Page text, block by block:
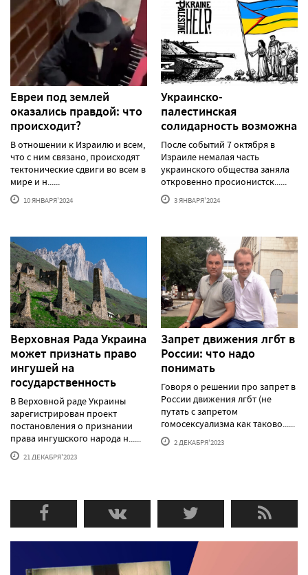
Евреи под землей
оказались правдой: что
происходит?
В отношении к Израилю и всем,
что с ним связано, происходят
тектонические сдвиги во всем в
мире и н......
10 ЯНВАРЯ'2024
Украинско-
палестинская
солидарность возможна
После событий 7 октября в
Израиле немалая часть
украинского общества заняла
откровенно просионистск......
3 ЯНВАРЯ'2024
Верховная Рада Украина
может признать право
ингушей на
государственность
В Верховной раде Украины
зарегистрирован проект
постановления о признании
права ингушского народа н......
21 ДЕКАБРЯ'2023
Запрет движения лгбт в
России: что надо
понимать
Говоря о решении про запрет в
России движения лгбт (не
путать с запретом
гомосексуализма как таково......
2 ДЕКАБРЯ'2023